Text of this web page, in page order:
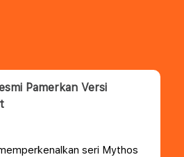
Pamerkan Versi
seri Mythos